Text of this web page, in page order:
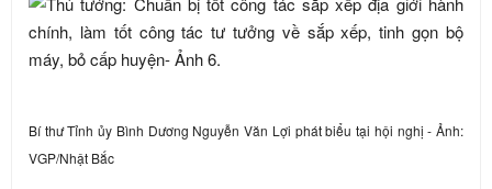
Bí thư Tỉnh ủy Bình Dương Nguyễn Văn Lợi phát biểu tại hội nghị - Ảnh:
VGP/Nhật Bắc